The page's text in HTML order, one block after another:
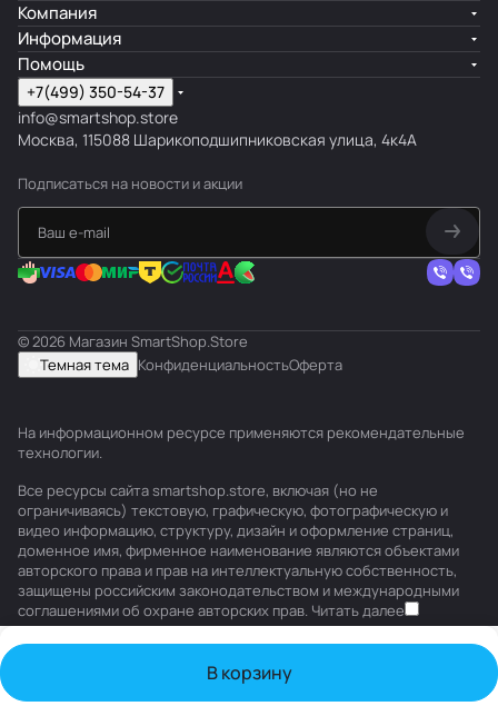
В корзину
Компания
Информация
Помощь
+7(499) 350-54-37
info@smartshop.store
Москва, 115088 Шарикоподшипниковская улица, 4к4А
Подписаться на новости и акции
© 2026 Магазин SmartShop.Store
Темная тема КонфиденциальностьОферта
На информационном ресурсе применяются рекомендательные
технологии.
Все ресурсы сайта smartshop.store, включая (но не
ограничиваясь) текстовую, графическую, фотографическую и
видео информацию, структуру, дизайн и оформление страниц,
доменное имя, фирменное наименование являются объектами
авторского права и прав на интеллектуальную собственность,
защищены российским законодательством и международными
соглашениями об охране авторских прав. Читать далее